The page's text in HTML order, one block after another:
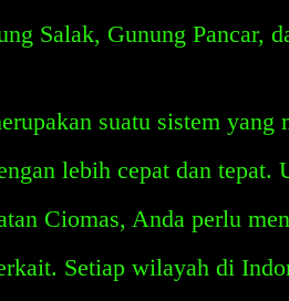
Salak, Gunung Pancar,
suatu sistem yang
lebih cepat dan tepat.
Ciomas, Anda perlu
Setiap wilayah di